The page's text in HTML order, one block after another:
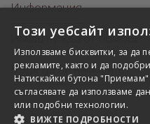
Информация
Имаш нужда от помощ?
Къде да ни намерите?
Този уебсайт
Използваме бисквитки, за да
рекламите, както и да
Натискайки бутона
съгласявате да използваме
или подобни технологии.
ВИЖТЕ ПОДРОБНОСТИ